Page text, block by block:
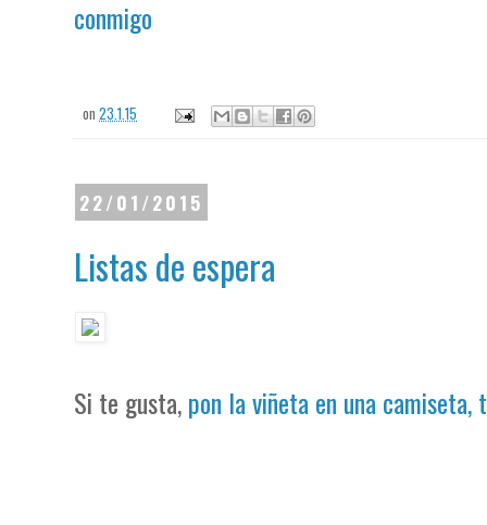
conmigo
on23.1.15
22/01/2015
Listas de espera
Si te gusta,pon la viñeta en una camiseta,